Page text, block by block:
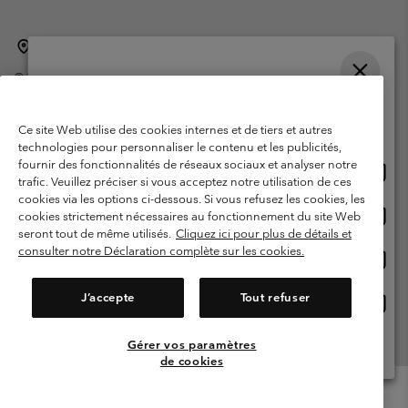
©2026Columbia Sportswear International Sarl. Avenue des Morgines, 12
Garanties Légales
Politique de confidentialité
Conditions d'utilisation - Membres
Conditions D'utilisation - Contenu généré par l'utilisateur
Impressum
Cookies
Ce site Web utilise des cookies internes et de tiers et autres
technologies pour personnaliser le contenu et les publicités,
fournir des fonctionnalités de réseaux sociaux et analyser notre
trafic. Veuillez préciser si vous acceptez notre utilisation de ces
cookies via les options ci-dessous. Si vous refusez les cookies, les
cookies strictement nécessaires au fonctionnement du site Web
seront tout de même utilisés. Cliquez ici pour plus de détails et
consulter notre Déclaration complète sur les cookies.
J’accepte Tout refuser
Gérer vos paramètres
de cookies
Achats en ligne disponibles
United States
ligne
Belgium-English
ligne
Belgium-Français
ligne
Belgium-Dutch
Voir Tous Les Pays